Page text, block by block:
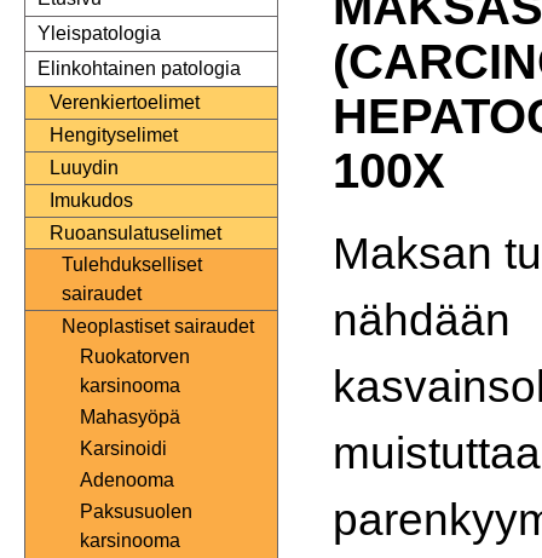
Yleispatologia
Elinkohtainen patologia
Verenkiertoelimet
Hengityselimet
Luuydin
Imukudos
Ruoansulatuselimet
Tulehdukselliset
sairaudet
Neoplastiset sairaudet
Ruokatorven
karsinooma
Mahasyöpä
Karsinoidi
Adenooma
Paksusuolen
karsinooma
100X
Maksan
nähdään